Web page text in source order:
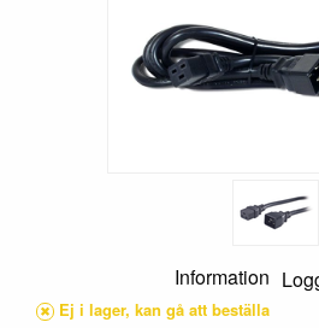
Information
Ej i lager, kan gå att beställa